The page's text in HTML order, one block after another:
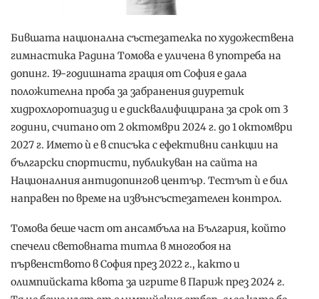
Бившата национална състезателка по художествена
гимнастика Радина Томова е уличена в употреба на
допинг. 19-годишната грация от София е дала
положителна проба за забранения диуретик
хидрохлоротиазид и е дисквалифицирана за срок от 3
години, считано от 2 октомври 2024 г. до 1 октомври
2027 г. Името ѝ е в списъка с ефективни санкции на
български спортисти, публикуван на сайта на
Националния антидопингов център. Тестът ѝ е бил
направен по време на извънсъстезателен контрол.
Томова беше част от ансамбъла на България, който
спечели световната титла в многобоя на
първенството в София през 2022 г., както и
олимпийската квота за игрите в Париж през 2024 г.